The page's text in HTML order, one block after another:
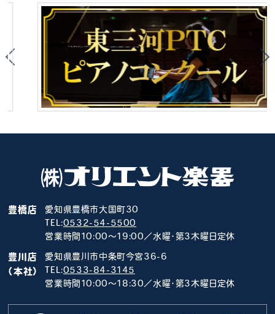
豊橋店
愛知県豊橋市大国町30
TEL:0532-54-5500
営業時間10:00～19:00／水曜･第3木曜日定休
豊川店
（本社）
愛知県豊川市中条町今宮36-6
TEL:0533-84-3145
営業時間10:00～18:30／水曜･第3木曜日定休